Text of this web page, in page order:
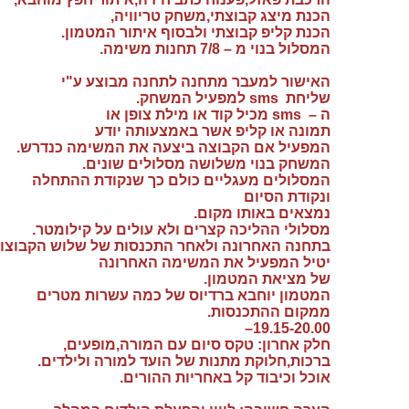
הכנת מיצג קבוצתי,משחק טריוויה,
הכנת קליפ קבוצתי ולבסוף איתור המטמון.
המסלול בנוי מ – 7/8 תחנות משימה.
האישור למעבר מתחנה לתחנה מבוצע ע"י
שליחת sms למפעיל המשחק.
ה – sms מכיל קוד או מילת צופן או
תמונה או קליפ אשר באמצעותה יודע
המפעיל אם הקבוצה ביצעה את המשימה כנדרש.
המשחק בנוי משלושה מסלולים שונים.
המסלולים מעגליים כולם כך שנקודת ההתחלה
ונקודת הסיום
נמצאים באותו מקום.
מסלולי ההליכה קצרים ולא עולים על קילומטר.
בתחנה האחרונה ולאחר התכנסות של שלוש
יטיל המפעיל את המשימה האחרונה
של מציאת המטמון.
המטמון יוחבא ברדיוס של כמה עשרות מטרים
ממקום ההתכנסות.
19.15-20.00–
חלק אחרון: טקס סיום עם המורה,מופעים,
ברכות,חלוקת מתנות של הועד למורה ולילדים.
אוכל וכיבוד קל באחריות ההורים.